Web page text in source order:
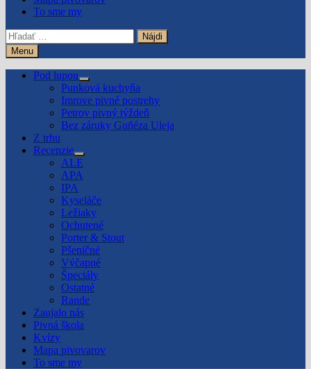
To sme my
Hľadať:
Menu
Pod lupou
Show
sub
menu
Punková kuchyňa
Imrove pivné postrehy
Petrov pivný týždeň
Bez záruky Guñéza Uleja
Z trhu
Recenzie
Show
sub
menu
ALE
APA
IPA
Kyseláče
Ležiaky
Ochutené
Porter & Stout
Pšeničné
Výčapné
Špeciály
Ostatné
Rande
Zaujalo nás
Pivná škola
Kvízy
Mapa pivovarov
To sme my